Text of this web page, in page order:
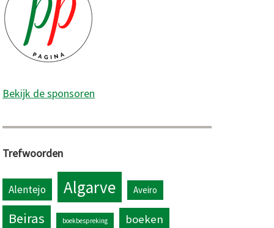
Bekijk de sponsoren
Trefwoorden
Alentejo Algarve Aveiro
Beiras boekbespreking boeken